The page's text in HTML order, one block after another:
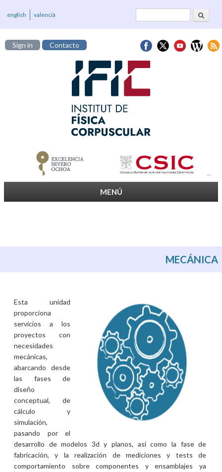
Formulario deBuscar
english valencià
Sign in Contacto
MENÚ
MECÁNICA
Esta unidad
proporciona
servicios a los
proyectos con
necesidades
mecánicas,
abarcando desde
las fases de
diseño
conceptual, de
cálculo y
simulación,
pasando por el
desarrollo de modelos 3d y planos, así como la fase de
fabricación, y la realización de mediciones y tests de
comportamiento sobre componentes y ensamblajes ya